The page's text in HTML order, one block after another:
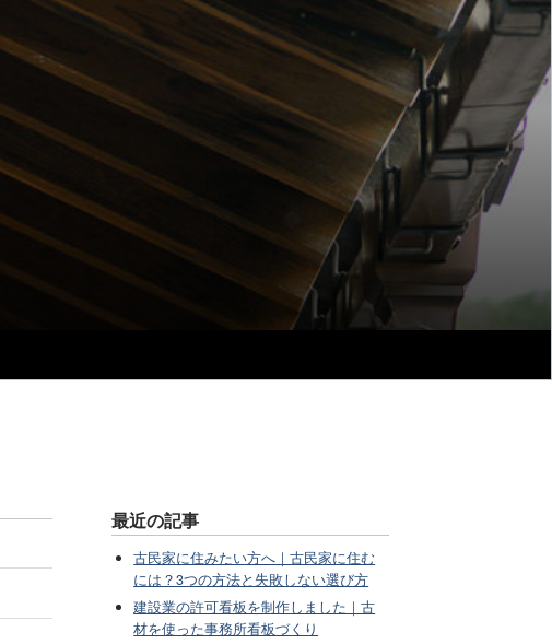
最近の記事
古民家に住みたい方へ｜古民家に住む
には？3つの方法と失敗しない選び方
建設業の許可看板を制作しました｜古
材を使った事務所看板づくり